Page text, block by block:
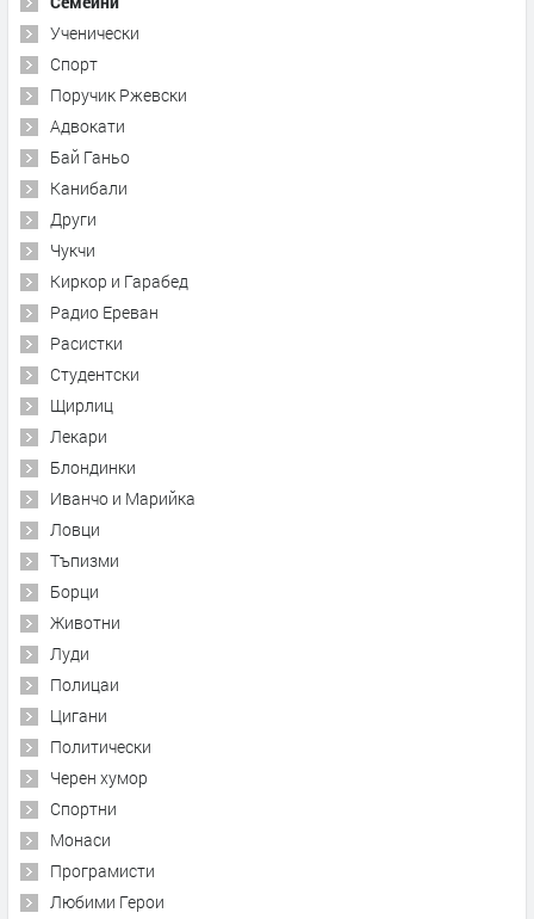
Ученически
Спорт
Поручик Ржевски
Адвокати
Бай Ганьо
Канибали
Други
Чукчи
Киркор и Гарабед
Радио Ереван
Расистки
Студентски
Щирлиц
Лекари
Блондинки
Иванчо и Марийка
Ловци
Тъпизми
Борци
Животни
Луди
Полицаи
Цигани
Политически
Черен хумор
Спортни
Монаси
Програмисти
Любими Герои